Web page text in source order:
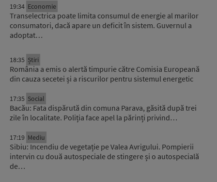
19:34 Economie
Transelectrica poate limita consumul de energie al marilor
consumatori, dacă apare un deficit în sistem. Guvernul a
adoptat…
18:35 Știri
România a emis o alertă timpurie către Comisia Europeană
din cauza secetei și a riscurilor pentru sistemul energetic
17:35 Social
Bacău: Fata dispărută din comuna Parava, găsită după trei
zile în localitate. Poliția face apel la părinți privind…
17:19 Mediu
Sibiu: Incendiu de vegetație pe Valea Avrigului. Pompierii
intervin cu două autospeciale de stingere și o autospecială
de…